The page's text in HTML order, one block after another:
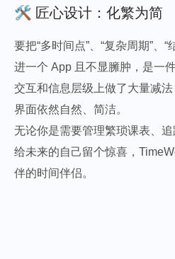
🛠️ 匠心设计：化繁为简
要把“多时间点”、“复杂周期”、
进一个 App 且不显臃肿，是一
交互和信息层级上做了大量减法
界面依然自然、简洁。
无论你是需要管理繁琐课表、
给未来的自己留个惊喜，
伴的时间伴侣。